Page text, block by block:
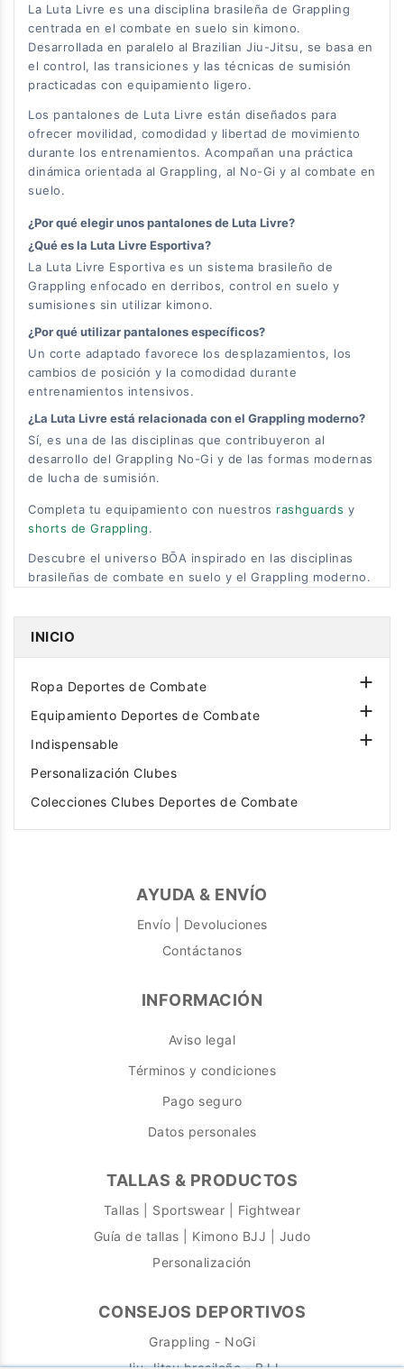
La Luta Livre es una disciplina brasileña de Grappling
centrada en el combate en suelo sin kimono.
Desarrollada en paralelo al Brazilian Jiu-Jitsu, se basa en
el control, las transiciones y las técnicas de sumisión
practicadas con equipamiento ligero.
Los pantalones de Luta Livre están diseñados para
ofrecer movilidad, comodidad y libertad de movimiento
durante los entrenamientos. Acompañan una práctica
dinámica orientada al Grappling, al No-Gi y al combate en
suelo.
¿Por qué elegir unos pantalones de Luta Livre?
¿Qué es la Luta Livre Esportiva?
La Luta Livre Esportiva es un sistema brasileño de
Grappling enfocado en derribos, control en suelo y
sumisiones sin utilizar kimono.
¿Por qué utilizar pantalones específicos?
Un corte adaptado favorece los desplazamientos, los
cambios de posición y la comodidad durante
entrenamientos intensivos.
¿La Luta Livre está relacionada con el Grappling moderno?
Sí, es una de las disciplinas que contribuyeron al
desarrollo del Grappling No-Gi y de las formas modernas
de lucha de sumisión.
Completa tu equipamiento con nuestros rashguards y
shorts de Grappling.
Descubre el universo BŌA inspirado en las disciplinas
brasileñas de combate en suelo y el Grappling moderno.
INICIO
Ropa Deportes de Combate 
Equipamiento Deportes de Combate 
Indispensable 
Personalización Clubes
Colecciones Clubes Deportes de Combate
AYUDA & ENVÍO
Envío | Devoluciones
Contáctanos
INFORMACIÓN
Aviso legal
Términos y condiciones
Pago seguro
Datos personales
TALLAS & PRODUCTOS
Tallas | Sportswear | Fightwear
Guía de tallas | Kimono BJJ | Judo
Personalización
CONSEJOS DEPORTIVOS
Grappling - NoGi